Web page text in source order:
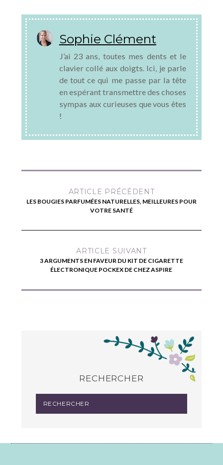
Sophie Clément
J’ai 23 ans, toutes mes dents et le
clavier collé aux doigts. Ici, je parle
de tout ce qui me passe par la tête
en espérant transmettre des choses
sympas aux curieuses que vous êtes
!
ARTICLE PRÉCÉDENT
LES BOUGIES PARFUMÉES NATURELLES, MEILLEURES POUR
VOTRE SANTÉ
ARTICLE SUIVANT
3 ARGUMENTS EN FAVEUR DU KIT DE CIGARETTE
ÉLECTRONIQUE POCKEX DE CHEZ ASPIRE
RECHERCHER